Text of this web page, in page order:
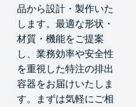
品から設計・製作いた
します。最適な形状・
材質・機能をご提案
し、業務効率や安全性
を重視した特注の排出
容器をお届けいたしま
す。まずは気軽にご相